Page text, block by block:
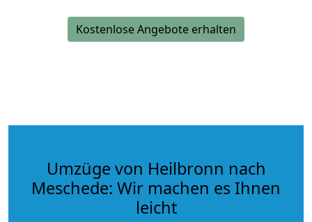
Kostenlose Angebote erhalten
Umzüge von Heilbronn nach
Meschede: Wir machen es Ihnen
leicht